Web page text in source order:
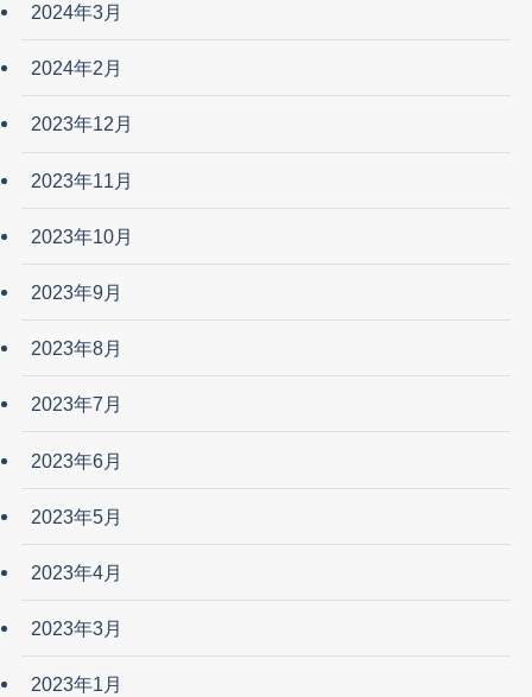
2024年3月
2024年2月
2023年12月
2023年11月
2023年10月
2023年9月
2023年8月
2023年7月
2023年6月
2023年5月
2023年4月
2023年3月
2023年1月